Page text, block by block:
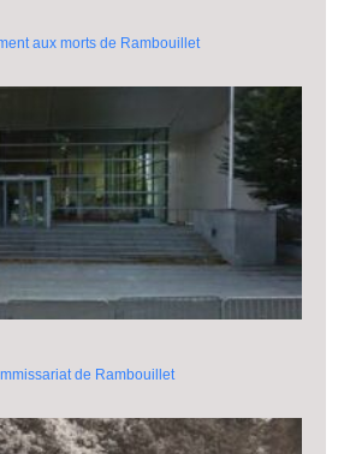
aux morts de Rambouillet
de Rambouillet